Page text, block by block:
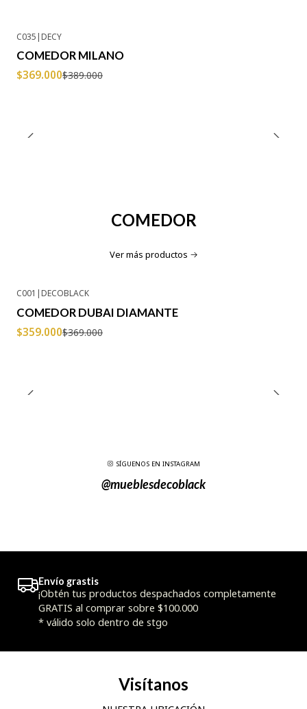
C035|DECY
COMEDOR MILANO
$369.000$389.000
COMEDOR
Ver más productos
Agotado
C001 |DECOBLACK
COMEDOR DUBAI DIAMANTE
$359.000$369.000
SÍGUENOS EN INSTAGRAM
@mueblesdecoblack
Envío grastis
¡Obtén tus productos despachados completamente
GRATIS al comprar sobre $100.000
* válido solo dentro de stgo
Visítanos